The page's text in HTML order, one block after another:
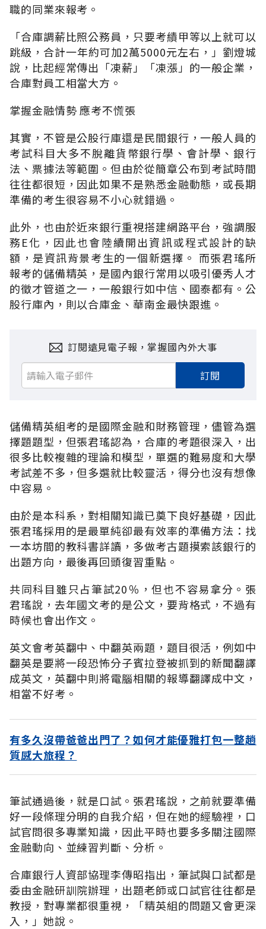
職的同業來報考。
「合庫調薪比照公務員，只要考績甲等以上就可以
跳級，合計一年約可加2萬5000元左右，」劉燈城
說，比起經常傳出「凍薪」「凍漲」的一般企業，
合庫對員工相當大方。
掌握金融情勢 應考不慌張
其實，不管是公股行庫還是民間銀行，一般人員的
考試科目大多不脫離貨幣銀行學、會計學、銀行
法、票據法等範圍。但由於從簡章公布到考試時間
往往都很短，因此如果不是熟悉金融動態，或長期
準備的考生很容易不小心就錯過。
此外，也由於近來銀行重視搭建網路平台，強調服
務E化，因此也會陸續開出資訊或程式設計的缺
額，是資訊背景考生的一個新選擇。 而張君瑤所
報考的儲備精英，是國內銀行常用以吸引優秀人才
的徵才管道之一，一般銀行如中信、國泰都有。公
股行庫內，則以合庫金、華南金最快跟進。
訂閱遠見電子報，掌握國內外大事
訂閱
儲備精英組考的是國際金融和財務管理，儘管為選
擇題題型，但張君瑤認為，合庫的考題很深入，出
很多比較複雜的理論和模型，單選的難易度和大學
考試差不多，但多選就比較靈活，得分也沒有想像
中容易。
由於是本科系，對相關知識已奠下良好基礎，因此
張君瑤採用的是最單純卻最有效率的準備方法：找
一本坊間的教科書詳讀，多做考古題摸索該銀行的
出題方向，最後再回頭復習重點。
共同科目雖只占筆試20％，但也不容易拿分。張
君瑤說，去年國文考的是公文，要背格式，不過有
時候也會出作文。
英文會考英翻中、中翻英兩題，題目很活，例如中
翻英是要將一段恐怖分子賓拉登被抓到的新聞翻譯
成英文，英翻中則將電腦相關的報導翻譯成中文，
相當不好考。
有多久沒帶爸爸出門了？如何才能優雅打包一整趟
質感大旅程？
筆試通過後，就是口試。張君瑤說，之前就要準備
好一段條理分明的自我介紹，但在她的經驗裡，口
試官問很多專業知識，因此平時也要多多關注國際
金融動向、並練習判斷、分析。
合庫銀行人資部協理李傳昭指出，筆試與口試都是
委由金融研訓院辦理，出題老師或口試官往往都是
教授，對專業都很重視，「精英組的問題又會更深
入，」她說。